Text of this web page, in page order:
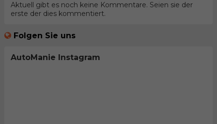
Aktuell gibt es noch keine Kommentare. Seien sie der
erste der dies kommentiert.
Folgen Sie uns
AutoManie Instagram